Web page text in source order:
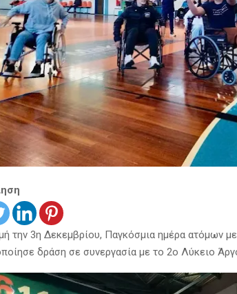
την 3η Δεκεμβρίου, Παγκόσμια ημέρα ατόμων
δράση σε συνεργασία με το 2ο Λύκειο